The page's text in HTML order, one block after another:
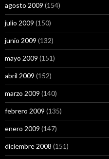
agosto 2009 (154)
julio 2009 (150)
junio 2009 (132)
mayo 2009 (151)
abril 2009 (152)
marzo 2009 (140)
febrero 2009 (135)
enero 2009 (147)
diciembre 2008 (151)